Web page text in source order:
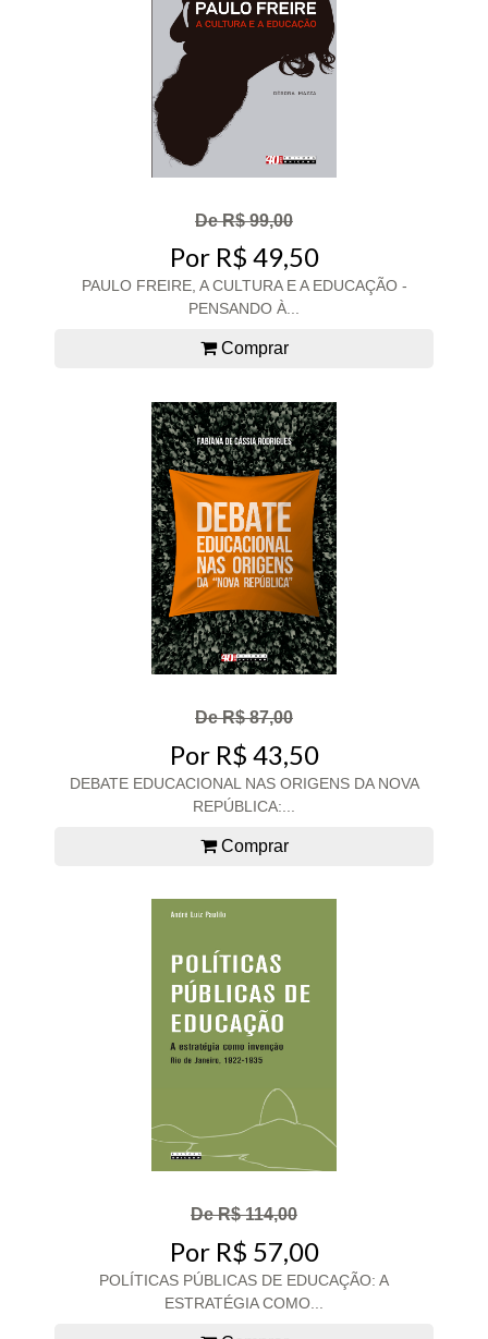
De R$ 99,00
Por R$ 49,50
PAULO FREIRE, A CULTURA E A EDUCAÇÃO -
PENSANDO À...
Comprar
De R$ 87,00
Por R$ 43,50
DEBATE EDUCACIONAL NAS ORIGENS DA NOVA
REPÚBLICA:...
Comprar
De R$ 114,00
Por R$ 57,00
POLÍTICAS PÚBLICAS DE EDUCAÇÃO: A
ESTRATÉGIA COMO...